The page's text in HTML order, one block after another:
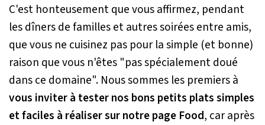
C'est honteusement que vous affirmez, pendant
les dîners de familles et autres soirées entre amis,
que vous ne cuisinez pas pour la simple (et bonne)
raison que vous n'êtes "pas spécialement doué
dans ce domaine". Nous sommes les premiers à
vous inviter à tester nos bons petits plats simples
et faciles à réaliser sur notre page Food, car après